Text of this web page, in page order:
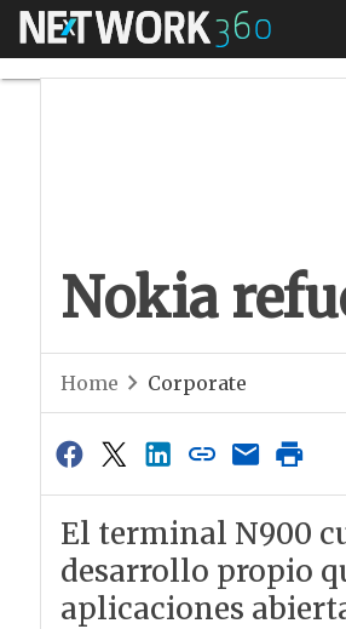
Menú
Nokia
Home Corporate
El terminal N900
desarrollo propio
aplicaciones